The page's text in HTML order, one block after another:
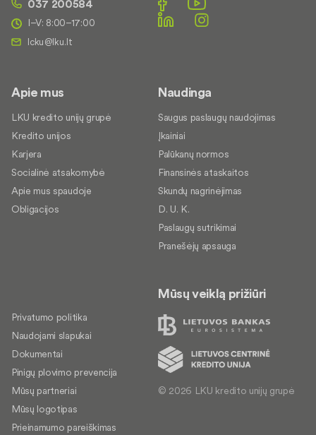
037 200584
I–V: 8:00–17:00
Apie mus
LKU kredito unijų grupė
Kredito unijos
Karjera
Socialinė atsakomybė
Apie mus spaudoje
Obligacijos
Naudinga
Saugus paslaugų naudojimas
Įkainiai
Palūkanų normos
Finansinės ataskaitos
Skundų nagrinėjimas
D. U. K.
Paslaugų sutrikimai
Pranešėjų apsauga
Privatumo politika
Naudojami slapukai
Dokumentai
Pinigų plovimo prevencija
Mūsų partneriai
Mūsų logotipas
Prieinamumo pareiškimas
Mūsų veiklą prižiūri
© 2026 LKU kredito unijų grupė